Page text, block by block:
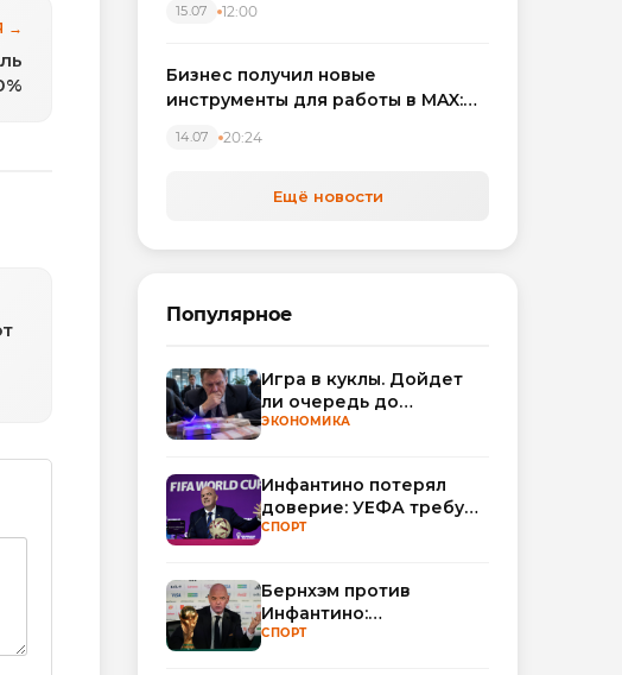
→
15.07 12:00
Бизнес получил новые
инструменты для работы в MAX:
автоматизируют обработку
14.07 20:24
Ещё новости
Популярное
Игра в куклы. Дойдет
ли очередь до
Миллера?
ЭКОНОМИКА
Инфантино потерял
доверие: УЕФА требует
смены руководства
СПОРТ
Бернхэм против
Инфантино:
политический кризис в
СПОРТ